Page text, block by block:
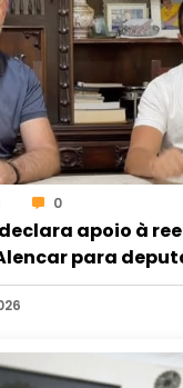
0
apoio à
para